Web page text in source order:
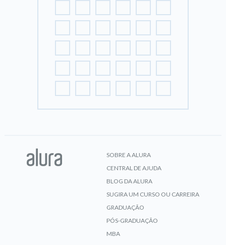
SOBRE A ALURA
CENTRAL DE AJUDA
BLOG DA ALURA
SUGIRA UM CURSO OU CARREIRA
GRADUAÇÃO
PÓS-GRADUAÇÃO
MBA